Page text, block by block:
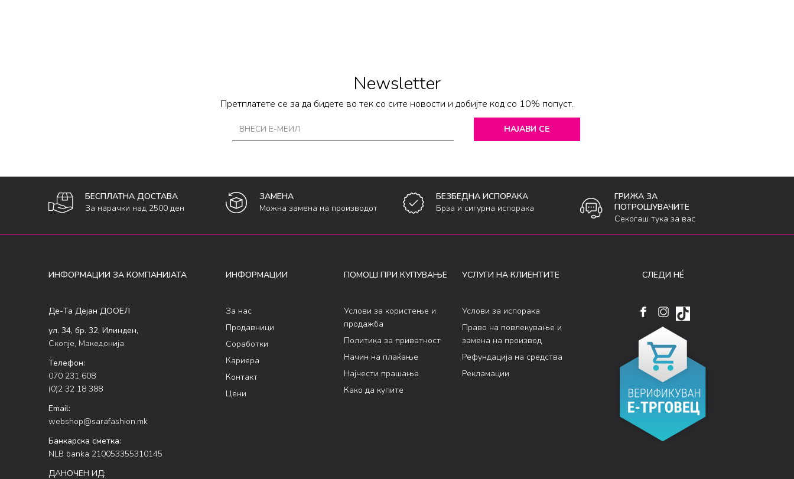
Newsletter
Претплатете се за да бидете во тек со сите новости и добијте код со 10% попуст.
НАЈАВИ СЕ
БЕСПЛАТНА ДОСТАВА
За нарачки над 2500 ден
ЗАМЕНА
Можна замена на производот
БЕЗБЕДНА ИСПОРАКА
Брза и сигурна испорака
ГРИЖА ЗА
ПОТРОШУВАЧИТЕ
Секогаш тука за вас
ИНФОРМАЦИИ ЗА КОМПАНИЈАТА
Де-Та Дејан ДООЕЛ
ул. 34, бр. 32, Илинден,
Скопје, Македонија
Телефон:
070 231 608
(0)2 32 18 388
Email:
webshop@sarafashion.mk
Банкарска сметка:
NLB banka 210053355310145
ДАНОЧЕН ИД:
ИНФОРМАЦИИ
За нас
Продавници
Соработки
Кариера
Контакт
Цени
ПОМОШ ПРИ КУПУВАЊЕ
Услови за користење и
продажба
Политика за приватност
Начин на плаќање
Најчести прашања
Како да купите
УСЛУГИ НА КЛИЕНТИТЕ
Услови за испорака
Право на повлекување и
замена на производ
Рефундација на средства
Рекламации
СЛЕДИ НÉ